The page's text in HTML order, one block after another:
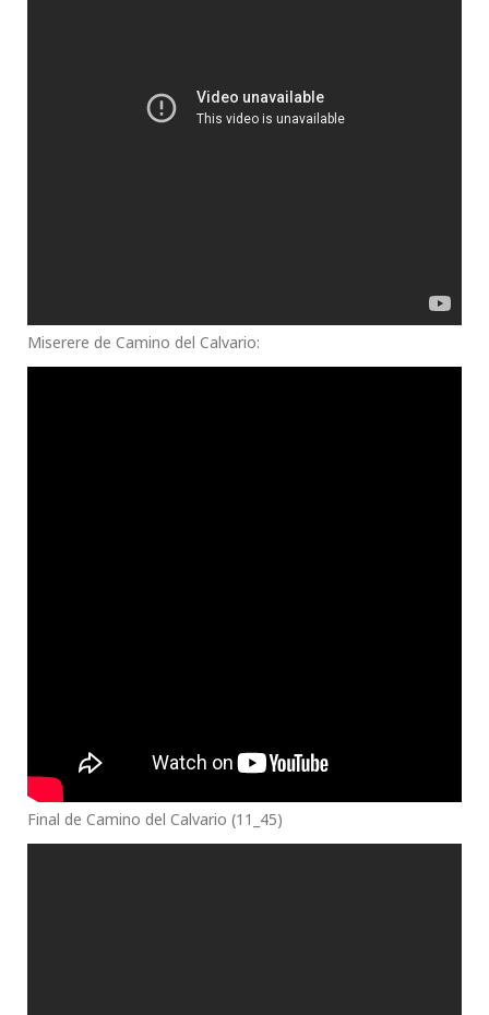
Miserere de Camino del Calvario:
Final de Camino del Calvario (11_45)